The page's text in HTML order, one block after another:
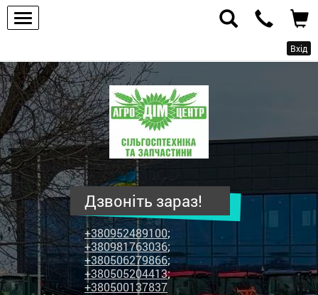
Вхід
ПП
"Агродім-
центр"
-
продаж
сільськогосподарської
техніки
та
запчастин
Дзвоніть зараз!
+380952489100;
+380981763036;
+380506279866;
+380505204413;
+380500137837